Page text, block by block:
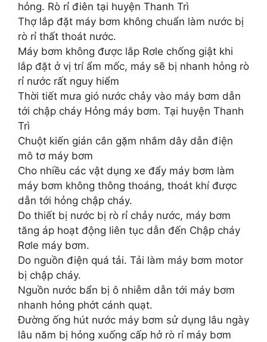
hỏng. Rò rỉ điên tại huyện Thanh Trì
Thợ lắp đặt máy bơm không chuẩn làm nước bị
rò rỉ thất thoát nước.
Máy bơm không được lắp Rơle chống giật khi
lắp đặt ở vị trí ẩm mốc, máy sẽ bị nhanh hỏng rò
rỉ nước rất nguy hiểm
Thời tiết mưa gió nước chảy vào máy bơm dẫn
tới chập cháy Hỏng máy bơm. Tại huyện Thanh
Trì
Chuột kiến gián cắn gặm nhắm dây dẫn điện
mô tơ máy bơm
Cho nhiều các vật dụng xe đẩy máy bơm làm
máy bơm không thông thoáng, thoát khí được
dẫn tới hỏng chập cháy.
Do thiết bị nước bị rò rỉ chảy nước, máy bơm
tăng áp hoạt động liên tục dẫn đến Chập cháy
Rơle máy bơm.
Do nguồn điện quá tải. Tải làm máy bơm motor
bị chập cháy.
Nguồn nước bẩn bị ô nhiễm dẫn tới máy bơm
nhanh hỏng phớt cánh quạt.
Đường ống hút nước máy bơm sử dụng lâu ngày
lâu năm bị hỏng xuống cấp hở rò rỉ máy bơm